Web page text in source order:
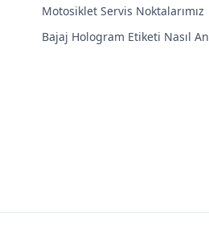
Motosiklet Servis Noktalarımız
Bajaj Hologram Etiketi Nasıl